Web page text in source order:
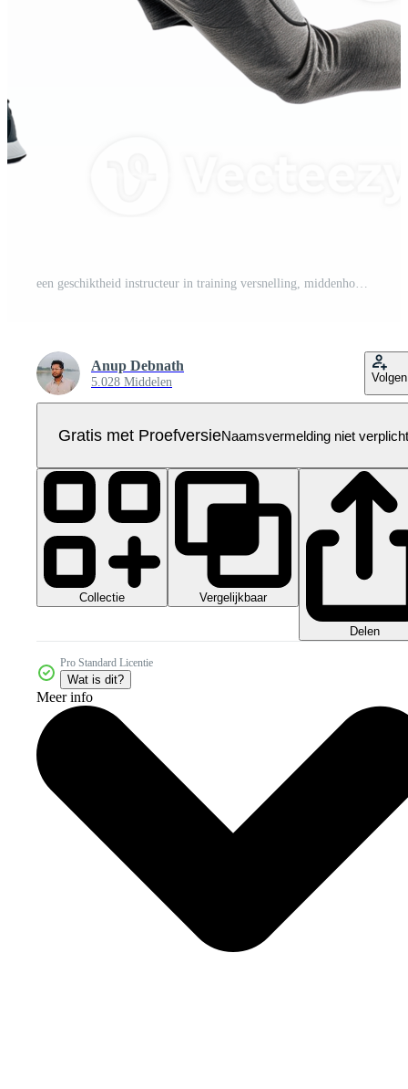
een geschiktheid instructeur in training versnelling, middenhouding, geïsoleerd Aan een transparant achtergrond Pro PNG
Anup Debnath
5.028 Middelen Volgen
Gratis met ProefversieNaamsvermelding niet verplicht
Collectie Vergelijkbaar
Delen
Pro Standard Licentie
Wat is dit?
Meer info